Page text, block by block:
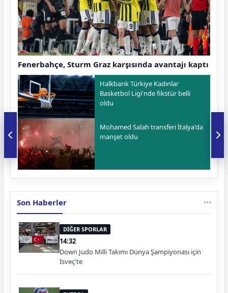
Fenerbahçe, Sturm Graz karşısında avantajı kaptı
Halkbank Türkiye Kadınlar
Basketbol Ligi'nde fikstür belli
oldu
Mohamed Salah transferi İtalya'da
manşet oldu
Son Haberler
DİĞER SPORLAR
14:32
Down Judo Milli Takımı Dünya Şampiyonası için
İsveç'te